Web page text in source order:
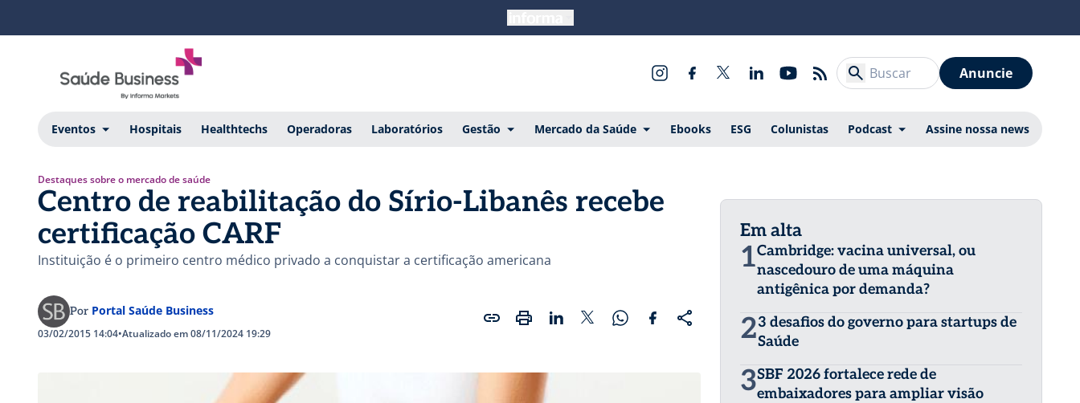
Anuncie
Eventos Hospitais Healthtechs Operadoras Laboratórios Gestão Mercado da Saúde Ebooks ESG Colunistas Podcast Assine nossa news
Destaques sobre o mercado de saúde
Centro de reabilitação do Sírio-Libanês recebe
certificação CARF
Instituição é o primeiro centro médico privado a conquistar a certificação americana
Por Portal Saúde Business
03/02/2015 14:04•Atualizado em 08/11/2024 19:29
Em alta
1Cambridge: vacina universal, ou
nascedouro de uma máquina
antigênica por demanda?
23 desafios do governo para startups de
Saúde
3SBF 2026 fortalece rede de
embaixadores para ampliar visão